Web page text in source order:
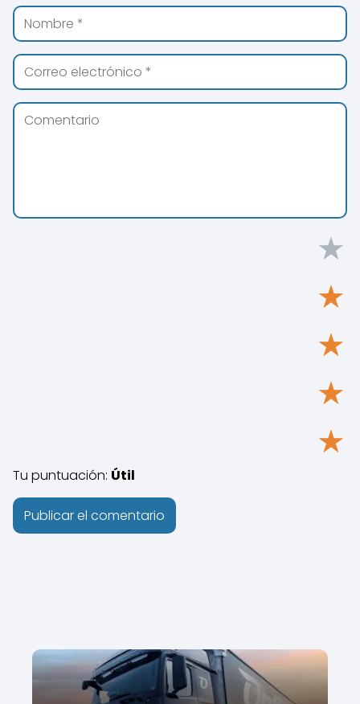
★
★
★
★
★
Tu puntuación: Útil